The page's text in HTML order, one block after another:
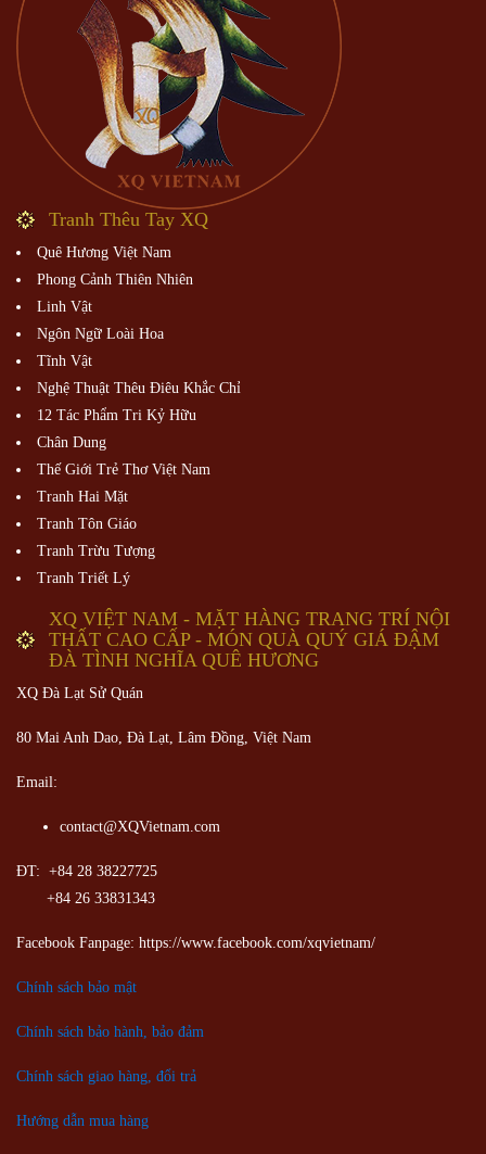
Tranh Thêu Tay XQ
Quê Hương Việt Nam
Phong Cảnh Thiên Nhiên
Linh Vật
Ngôn Ngữ Loài Hoa
Tĩnh Vật
Nghệ Thuật Thêu Điêu Khắc Chỉ
12 Tác Phẩm Tri Kỷ Hữu
Chân Dung
Thế Giới Trẻ Thơ Việt Nam
Tranh Hai Mặt
Tranh Tôn Giáo
Tranh Trừu Tượng
Tranh Triết Lý
XQ VIỆT NAM - MẶT HÀNG TRANG TRÍ NỘI
THẤT CAO CẤP - MÓN QUÀ QUÝ GIÁ ĐẬM
ĐÀ TÌNH NGHĨA QUÊ HƯƠNG
XQ Đà Lạt Sử Quán
80 Mai Anh Dao, Đà Lạt, Lâm Đồng, Việt Nam
Email:
contact@XQVietnam.com
ĐT: +84 28 38227725
+84 26 33831343
Facebook Fanpage: https://www.facebook.com/xqvietnam/
Chính sách bảo mật
Chính sách bảo hành, bảo đảm
Chính sách giao hàng, đổi trả
Hướng dẫn mua hàng